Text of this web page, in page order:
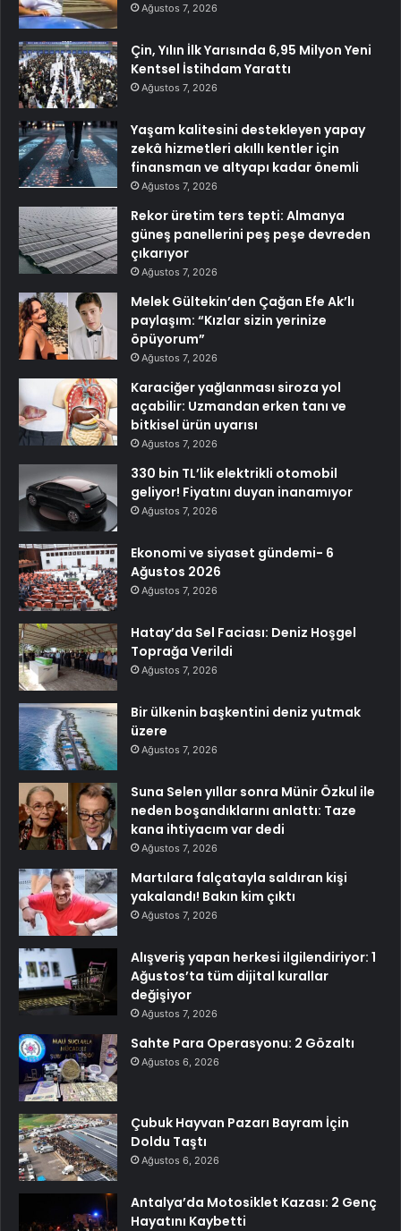
Ağustos 7, 2026
Çin, Yılın İlk Yarısında 6,95 Milyon Yeni
Kentsel İstihdam Yarattı
Ağustos 7, 2026
Yaşam kalitesini destekleyen yapay
zekâ hizmetleri akıllı kentler için
finansman ve altyapı kadar önemli
Ağustos 7, 2026
Rekor üretim ters tepti: Almanya
güneş panellerini peş peşe devreden
çıkarıyor
Ağustos 7, 2026
Melek Gültekin’den Çağan Efe Ak’lı
paylaşım: “Kızlar sizin yerinize
öpüyorum”
Ağustos 7, 2026
Karaciğer yağlanması siroza yol
açabilir: Uzmandan erken tanı ve
bitkisel ürün uyarısı
Ağustos 7, 2026
330 bin TL’lik elektrikli otomobil
geliyor! Fiyatını duyan inanamıyor
Ağustos 7, 2026
Ekonomi ve siyaset gündemi- 6
Ağustos 2026
Ağustos 7, 2026
Hatay’da Sel Faciası: Deniz Hoşgel
Toprağa Verildi
Ağustos 7, 2026
Bir ülkenin başkentini deniz yutmak
üzere
Ağustos 7, 2026
Suna Selen yıllar sonra Münir Özkul ile
neden boşandıklarını anlattı: Taze
kana ihtiyacım var dedi
Ağustos 7, 2026
Martılara falçatayla saldıran kişi
yakalandı! Bakın kim çıktı
Ağustos 7, 2026
Alışveriş yapan herkesi ilgilendiriyor: 1
Ağustos’ta tüm dijital kurallar
değişiyor
Ağustos 7, 2026
Sahte Para Operasyonu: 2 Gözaltı
Ağustos 6, 2026
Çubuk Hayvan Pazarı Bayram İçin
Doldu Taştı
Ağustos 6, 2026
Antalya’da Motosiklet Kazası: 2 Genç
Hayatını Kaybetti